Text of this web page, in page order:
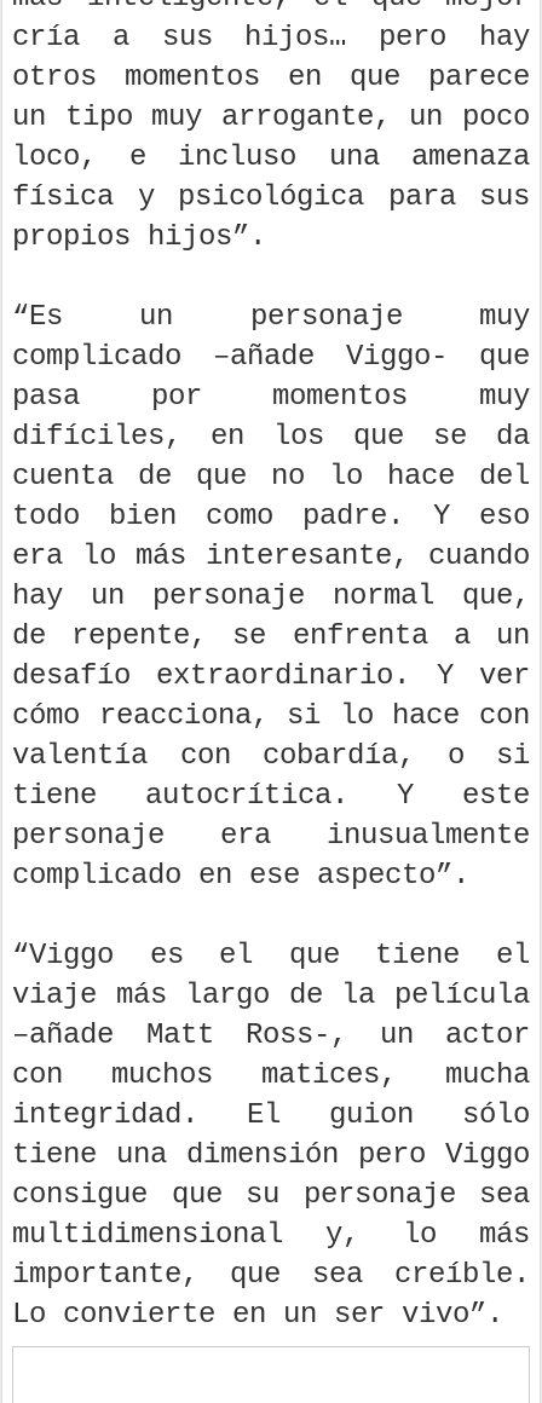
cría a sus hijos… pero hay
otros momentos en que parece
un tipo muy arrogante, un poco
loco, e incluso una amenaza
física y psicológica para sus
propios hijos”.
“Es un personaje muy
complicado –añade Viggo- que
pasa por momentos muy
difíciles, en los que se da
cuenta de que no lo hace del
todo bien como padre. Y eso
era lo más interesante, cuando
hay un personaje normal que,
de repente, se enfrenta a un
desafío extraordinario. Y ver
cómo reacciona, si lo hace con
valentía con cobardía, o si
tiene autocrítica. Y este
personaje era inusualmente
complicado en ese aspecto”.
“Viggo es el que tiene el
viaje más largo de la película
–añade Matt Ross-, un actor
con muchos matices, mucha
integridad. El guion sólo
tiene una dimensión pero Viggo
consigue que su personaje sea
multidimensional y, lo más
importante, que sea creíble.
Lo convierte en un ser vivo”.